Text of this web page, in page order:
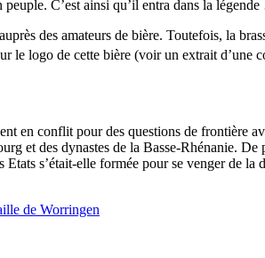
C’est ainsi qu’il entra dans la
des amateurs de bière. Toutefois, la
le logo de cette bière (voir un extrait d’une
en conflit pour des questions de frontière
et des dynastes de la Basse-Rhénanie.
s’était-elle formée pour se venger de